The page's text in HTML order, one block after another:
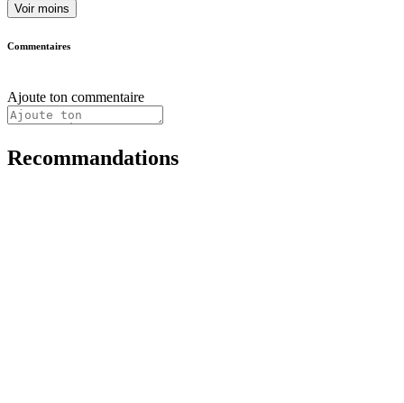
Voir moins
Commentaires
Ajoute ton commentaire
Recommandations